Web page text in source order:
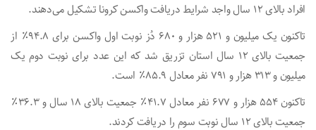
افراد بالای ۱۲ سال واجد شرایط دریافت واکسن کرونا تشکیل می‌دهند.
تاکنون یک میلیون و ۵۲۱ هزار و ۶۸۰ دُز نوبت اول واکسن برای ۹۴.۸٪ از
جمعیت بالای ۱۲ سال استان تزریق شد که این عدد برای نوبت دوم یک
میلیون و ۳۱۳ هزار و ۷۹۱ نفر معادل ۸۵.۹٪ است.
تاکنون ۵۵۴ هزار و ۶۷۷ نفر معادل ۴۱.۷٪ جمعیت بالای ۱۸ سال و ۳۶.۳٪
جمعیت بالای ۱۲ سال نوبت سوم را دریافت کردند.